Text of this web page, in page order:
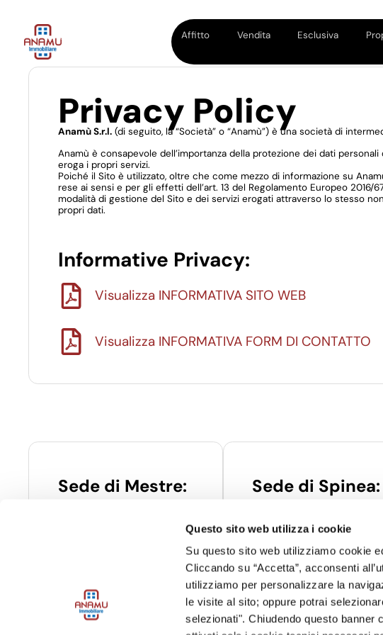
Questo sito web utilizza i cookie
Su questo sito web utilizziamo cookie
Cliccando su “Accetta”, acconsenti
utilizziamo per personalizzare la
le visite al sito; oppure potrai
selezionati". Chiudendo questo banner
Affitto Vendita Esclusiva
Privacy Policy
Anamù S.r.l.(di seguito, la “Società” o “Anamù”) è una società di
Anamù è consapevole dell’importanza della protezione dei dati
eroga i propri servizi.
Poiché il Sito è utilizzato, oltre che come mezzo di informazione su
rese ai sensi e per gli effetti dell’art. 13 del Regolamento Europeo 2016/
modalità di gestione del Sito e dei servizi erogati attraverso lo stesso
propri dati.
Informative Privacy:
Visualizza INFORMATIVA SITO WEB
Visualizza INFORMATIVA FORM DI CONTATTO
Sede di Mestre:
infomestre@anamu.it
Sede di Spinea:
Spinea (VE)
0415413136
Email:info@anamu.it